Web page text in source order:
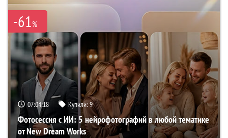
-61%
07:04:17 Купили:9
Фотосессия с ИИ: 5 нейрофотографий в любой тематике
от New Dream Works